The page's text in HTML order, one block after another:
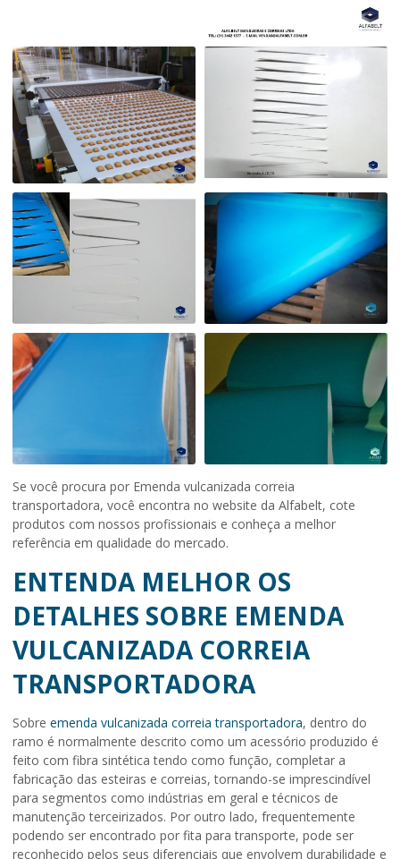
Se você procura por Emenda vulcanizada correia
transportadora, você encontra no website da Alfabelt, cote
produtos com nossos profissionais e conheça a melhor
referência em qualidade do mercado.
ENTENDA MELHOR OS
DETALHES SOBRE EMENDA
VULCANIZADA CORREIA
TRANSPORTADORA
Sobre emenda vulcanizada correia transportadora, dentro do
ramo é normalmente descrito como um acessório produzido é
feito com fibra sintética tendo como função, completar a
fabricação das esteiras e correias, tornando-se imprescindível
para segmentos como indústrias em geral e técnicos de
manutenção terceirizados. Por outro lado, frequentemente
podendo ser encontrado por fita para transporte, pode ser
reconhecido pelos seus diferenciais que envolvem durabilidade e